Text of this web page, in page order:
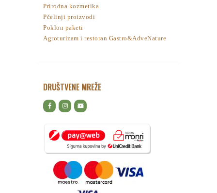
Prirodna kozmetika
Pčelinji proizvodi
Poklon paketi
Agroturizam i restoran Gastro&AdveNature
DRUŠTVENE MREŽE